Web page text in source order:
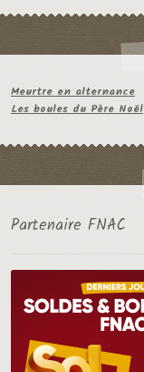
Meurtre en alternance
Les boules du Père Noël
Partenaire FNAC